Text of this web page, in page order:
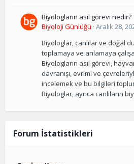
Biyologların asıl görevi nedir?
Biyoloji Günlüğü · Aralık 28,
Biyologlar, canlılar ve doğal
toplamaya ve anlamaya
Biyologların asıl görevi,
davranışı, evrimi ve
incelemek ve bu bilgileri
Biyologlar, ayrıca canlıların
Forum İstatistikleri